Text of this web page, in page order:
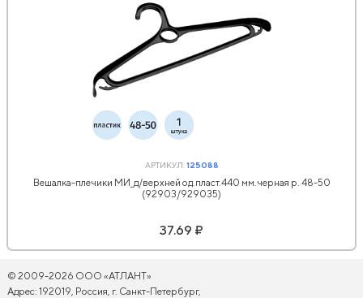
АРТИКУЛ:125088
Вешалка-плечики МИ_д/верхней од.пласт.440 мм.черная р. 48-50
(92903/929035)
37.69 ₽
© 2009-2026 ООО «АТЛАНТ»
Адрес: 192019, Россия, г. Санкт-Петербург,